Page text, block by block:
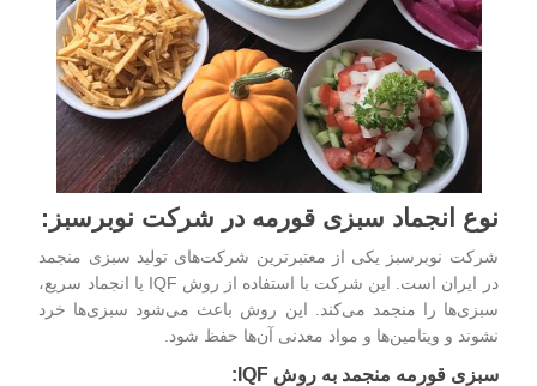
نوع انجماد سبزی قورمه در شرکت نوبرسبز:
شرکت نوبرسبز یکی از معتبرترین شرکت‌های تولید سبزی منجمد
در ایران است. این شرکت با استفاده از روش IQF یا انجماد سریع،
سبزی‌ها را منجمد می‌کند. این روش باعث می‌شود سبزی‌ها خرد
نشوند و ویتامین‌ها و مواد معدنی آن‌ها حفظ شود.
سبزی قورمه منجمد به روش IQF: